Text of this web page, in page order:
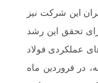
این شرکت نیز
تحقق این رشد
عملکردی فولاد
در فروردین ماه